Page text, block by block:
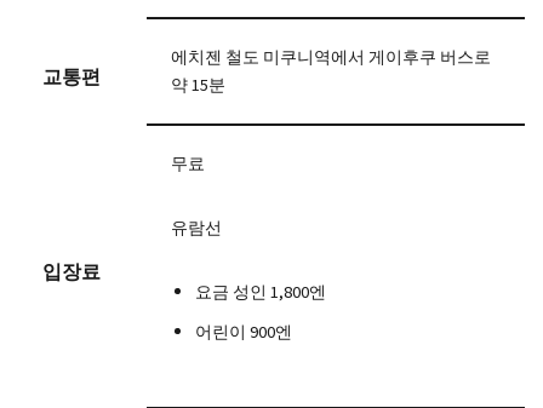
교통편
에치젠 철도 미쿠니역에서 게이후쿠 버스로
약 15분
입장료
무료
유람선
요금 성인 1,800엔
어린이 900엔